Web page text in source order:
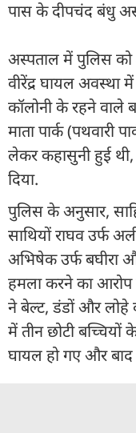
पास के दीपचंद बंधु
अस्पताल में पुलिस को
वीरेंद्र घायल अवस्था
कॉलोनी के रहने वाले
माता पार्क (पथवारी
लेकर कहासुनी हुई
दिया.
पुलिस के अनुसार,
साथियों राघव उर्फ
अभिषेक उर्फ बघीरा
हमला करने का आरोप
ने बेल्ट, डंडों और लोहे
में तीन छोटी बच्चियों
घायल हो गए और